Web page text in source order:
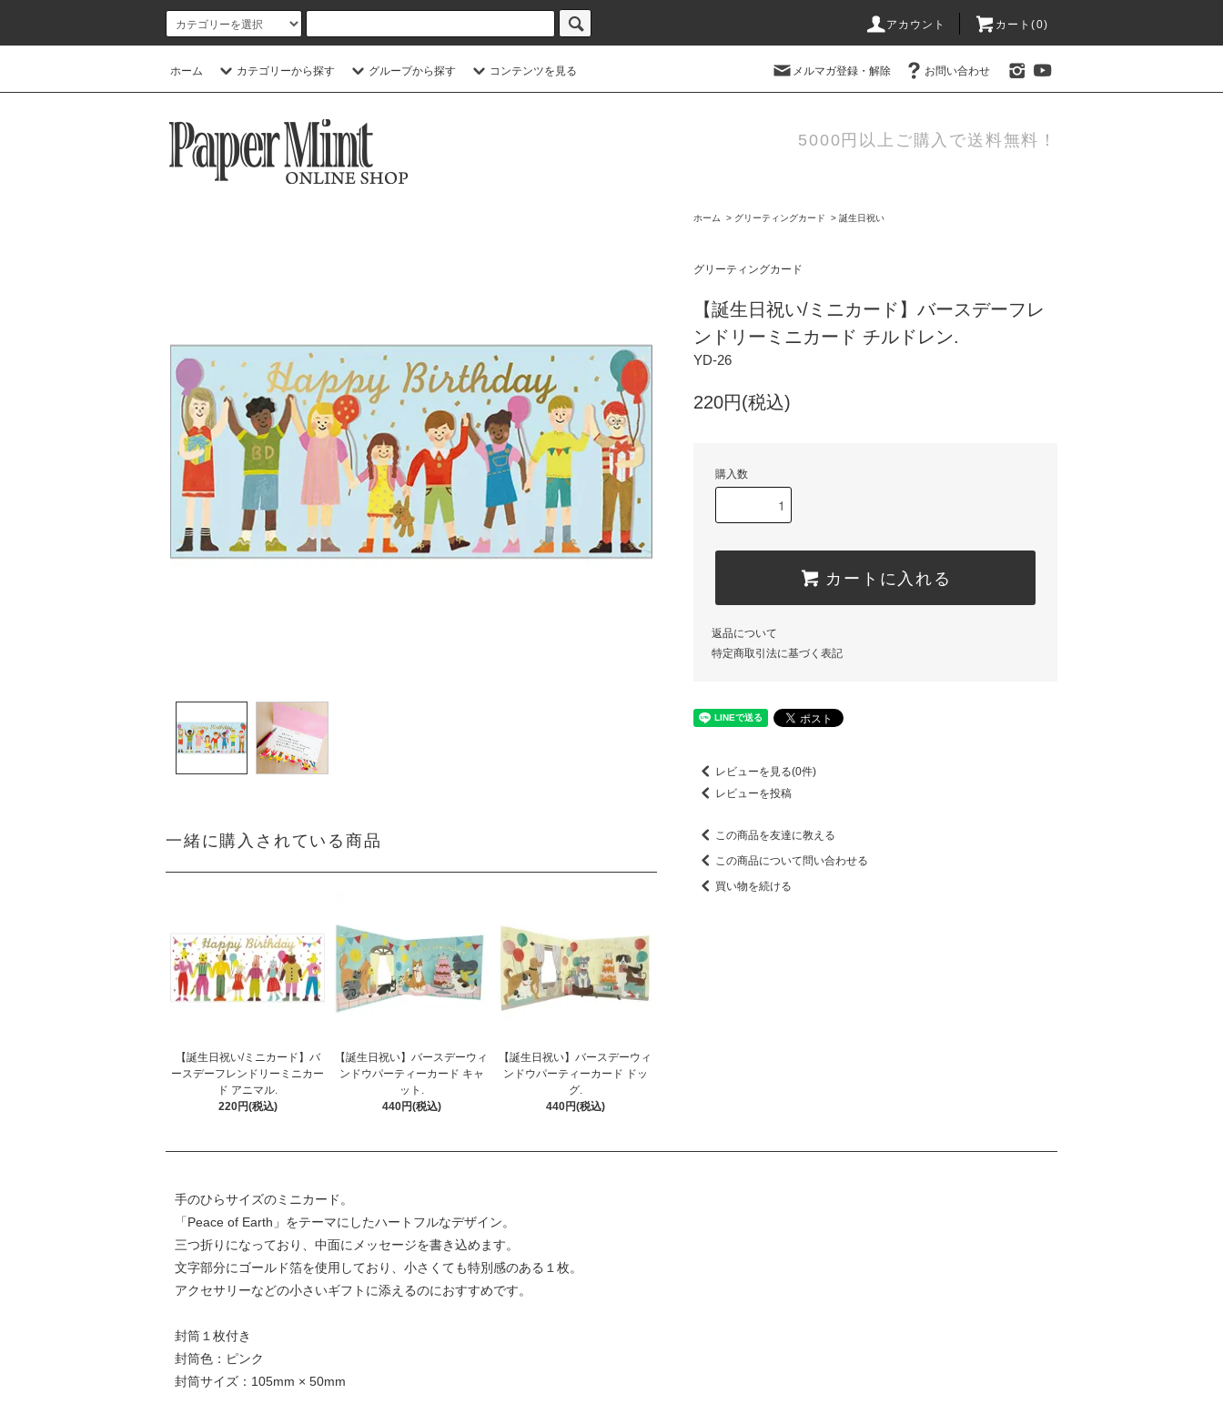
アカウント カート(0)
ホーム カテゴリーから探す グループから探す コンテンツを見る メルマガ登録・解除 お問い合わせ
5000円以上ご購入で送料無料！
一緒に購入されている商品
【誕生日祝い/ミニカード】バ
ースデーフレンドリーミニカー
ド アニマル.
220円(税込)
【誕生日祝い】バースデーウィ
ンドウパーティーカード キャ
ット.
440円(税込)
【誕生日祝い】バースデーウィ
ンドウパーティーカード ドッ
グ.
440円(税込)
ホーム > グリーティングカード > 誕生日祝い
グリーティングカード
【誕生日祝い/ミニカード】バースデーフレ
ンドリーミニカード チルドレン.
YD-26
220円(税込)
購入数
カートに入れる
返品について
特定商取引法に基づく表記
レビューを見る(0件)
レビューを投稿
この商品を友達に教える
この商品について問い合わせる
買い物を続ける
手のひらサイズのミニカード。
「Peace of Earth」をテーマにしたハートフルなデザイン。
三つ折りになっており、中面にメッセージを書き込めます。
文字部分にゴールド箔を使用しており、小さくても特別感のある１枚。
アクセサリーなどの小さいギフトに添えるのにおすすめです。
封筒１枚付き
封筒色：ピンク
封筒サイズ：105mm × 50mm